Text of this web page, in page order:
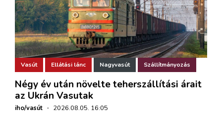
Vasút Ellátási lánc Nagyvasút Szállítmányozás
Négy év után növelte teherszállítási árait
az Ukrán Vasutak
iho/vasút · 2026.08.05. 16:05